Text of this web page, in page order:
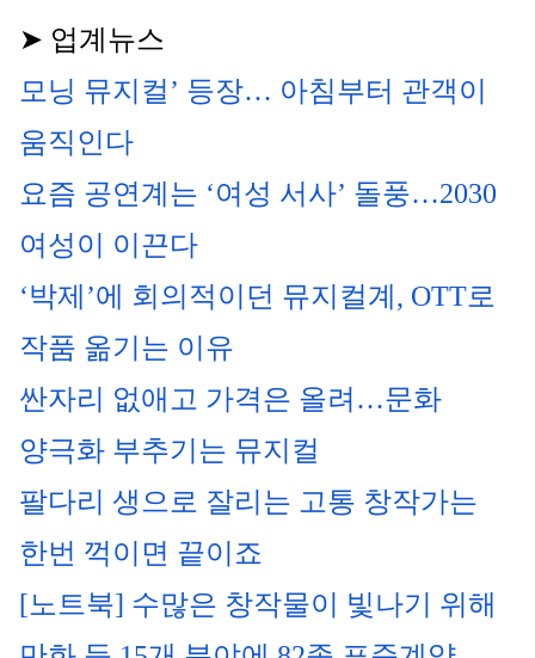
➤ 업계뉴스
모닝 뮤지컬’ 등장… 아침부터 관객이
움직인다
요즘 공연계는 ‘여성 서사’ 돌풍…2030
여성이 이끈다
‘박제’에 회의적이던 뮤지컬계, OTT로
작품 옮기는 이유
싼자리 없애고 가격은 올려…문화
양극화 부추기는 뮤지컬
팔다리 생으로 잘리는 고통 창작가는
한번 꺽이면 끝이죠
[노트북] 수많은 창작물이 빛나기 위해